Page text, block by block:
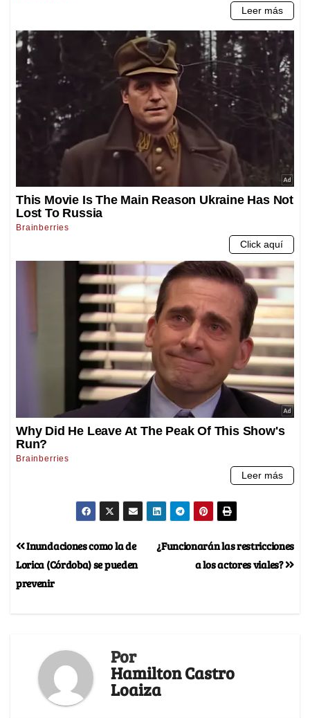
¿Funcionarán las restricciones
a los actores viales?
Inundaciones como la de
Lorica (Córdoba) se pueden
prevenir
Por
Hamilton Castro
Loaiza